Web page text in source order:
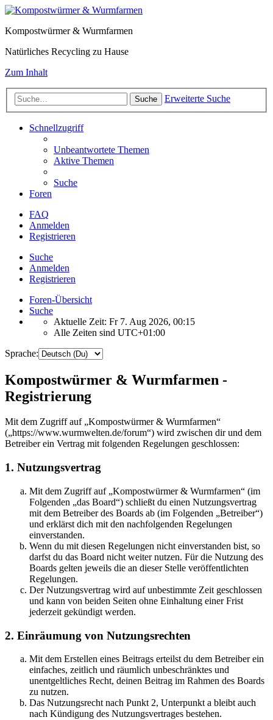
Kompostwürmer & Wurmfarmen
Natürliches Recycling zu Hause
Zum Inhalt
Suche Erweiterte Suche
Schnellzugriff
Unbeantwortete Themen
Aktive Themen
Suche
Foren
FAQ
Anmelden
Registrieren
Suche
Anmelden
Registrieren
Foren-Übersicht
Suche
Aktuelle Zeit: Fr 7. Aug 2026, 00:15
Alle Zeiten sind UTC+01:00
Sprache:
Kompostwürmer & Wurmfarmen -
Registrierung
Mit dem Zugriff auf „Kompostwürmer & Wurmfarmen“
(„https://www.wurmwelten.de/forum“) wird zwischen dir und dem
Betreiber ein Vertrag mit folgenden Regelungen geschlossen:
1. Nutzungsvertrag
Mit dem Zugriff auf „Kompostwürmer & Wurmfarmen“ (im
Folgenden „das Board“) schließt du einen Nutzungsvertrag
mit dem Betreiber des Boards ab (im Folgenden „Betreiber“)
und erklärst dich mit den nachfolgenden Regelungen
einverstanden.
Wenn du mit diesen Regelungen nicht einverstanden bist, so
darfst du das Board nicht weiter nutzen. Für die Nutzung des
Boards gelten jeweils die an dieser Stelle veröffentlichten
Regelungen.
Der Nutzungsvertrag wird auf unbestimmte Zeit geschlossen
und kann von beiden Seiten ohne Einhaltung einer Frist
jederzeit gekündigt werden.
2. Einräumung von Nutzungsrechten
Mit dem Erstellen eines Beitrags erteilst du dem Betreiber ein
einfaches, zeitlich und räumlich unbeschränktes und
unentgeltliches Recht, deinen Beitrag im Rahmen des Boards
zu nutzen.
Das Nutzungsrecht nach Punkt 2, Unterpunkt a bleibt auch
nach Kündigung des Nutzungsvertrages bestehen.